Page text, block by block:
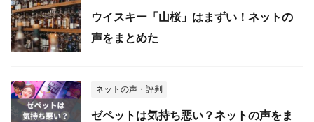
ウイスキー「山桜」はまずい！ネットの
声をまとめた
ネットの声・評判
ゼペットは気持ち悪い？ネットの声をま